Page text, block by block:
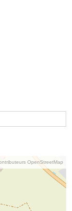
OpenStreetMap